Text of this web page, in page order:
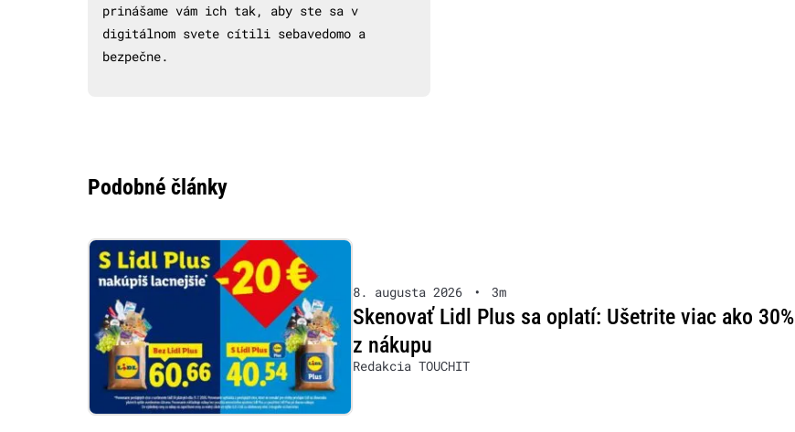
prinášame vám ich tak, aby ste sa v
digitálnom svete cítili sebavedomo a
bezpečne.
Podobné články
8. augusta 2026 • 3m
Skenovať Lidl Plus sa oplatí: Ušetrite viac ako 30%
z nákupu
Redakcia TOUCHIT